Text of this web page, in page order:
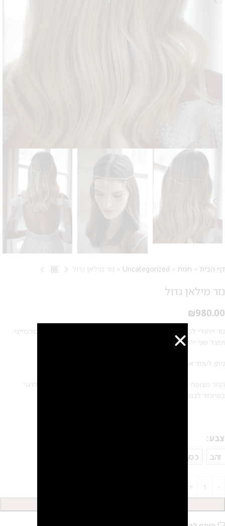
דף הבית » חנות »
Uncategorized
» נזר מילאן גדול
נזר מילאן גדול
₪980.00
נזר ייחודי לכלה שישתלב עם מגוון סגנונות. מצד אחד יקפיץ לוק בוהמייני
ומצד שני יהיה מהמם גם ללוק נסיכתי.
ניתן לענוד את הנזר כנזר קדמי או אחורי, באסוף או פזור
הנזר מצופה בציפוי 18 קראט זהב/כסף/רוז גולד ללא ניקל אנטי אלרגני
במיוחד לבנות שסובלות מרגישות
צבע
זהב
כסף